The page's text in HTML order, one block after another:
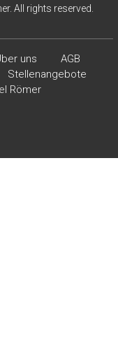
All rights reserved.
uns
AGB
Stellenangebote
Römer